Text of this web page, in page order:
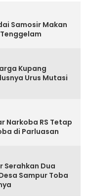
Samosir Makan
Kupang
Urus Mutasi
Narkoba RS Tetap
di Parluasan
Serahkan Dua
Sampur Toba